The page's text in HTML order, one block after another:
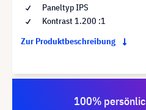
Paneltyp IPS
Kontrast 1.200 :1
Zur Produktbeschreibung
100%